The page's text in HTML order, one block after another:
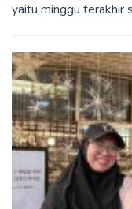
yaitu minggu terakhir